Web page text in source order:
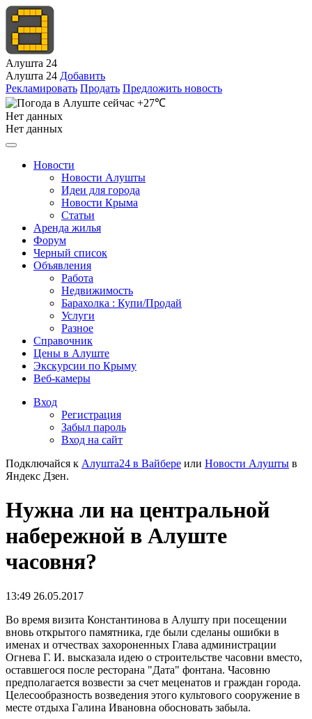
Алушта 24
Алушта 24 Добавить
Рекламировать Продать Предложить новость
+27℃
Нет данных
Нет данных
Новости
Новости Алушты
Идеи для города
Новости Крыма
Статьи
Аренда жилья
Форум
Черный список
Объявления
Работа
Недвижимость
Барахолка : Купи/Продай
Услуги
Разное
Справочник
Цены в Алуште
Экскурсии по Крыму
Веб-камеры
Вход
Регистрация
Забыл пароль
Вход на сайт
Подключайся к Алушта24 в Вайбере или Новости Алушты в
Яндекс Дзен.
Нужна ли на центральной
набережной в Алуште
часовня?
13:49 26.05.2017
Во время визита Константинова в Алушту при посещении
вновь открытого памятника, где были сделаны ошибки в
именах и отчествах захороненных Глава администрации
Огнева Г. И. высказала идею о строительстве часовни вместо,
оставшегося после ресторана "Дата" фонтана. Часовню
предполагается возвести за счет меценатов и граждан города.
Целесообразность возведения этого культового сооружение в
месте отдыха Галина Ивановна обосновать забыла.